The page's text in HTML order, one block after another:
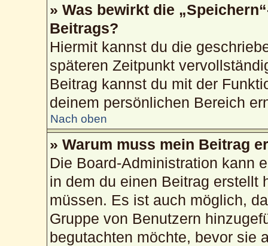
» Was bewirkt die
Beitrags?
Hiermit kannst du die
späteren Zeitpunkt
Beitrag kannst du mit der
deinem persönlichen Bereich
Nach oben
» Warum muss mein Beitrag
Die Board-Administration kann
in dem du einen Beitrag erstellt
müssen. Es ist auch möglich,
Gruppe von Benutzern
begutachten möchte, bevor sie